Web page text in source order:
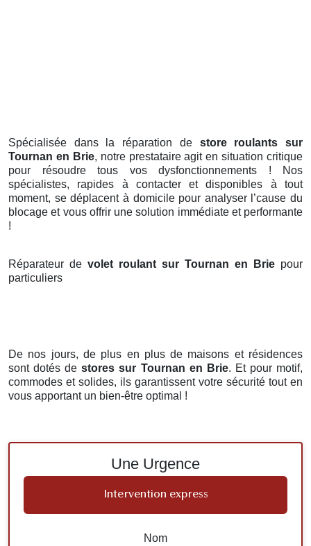
Spécialisée dans la réparation de store roulants sur
Tournan en Brie, notre prestataire agit en situation critique
pour résoudre tous vos dysfonctionnements ! Nos
spécialistes, rapides à contacter et disponibles à tout
moment, se déplacent à domicile pour analyser l’cause du
blocage et vous offrir une solution immédiate et performante
!
Réparateur de volet roulant sur Tournan en Brie pour
particuliers
De nos jours, de plus en plus de maisons et résidences
sont dotés destores sur Tournan en Brie. Et pour motif,
commodes et solides, ils garantissent votre sécurité tout en
vous apportant un bien-être optimal !
Une Urgence
Intervention express
Nom